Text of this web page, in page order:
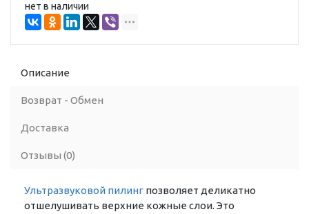
нет в наличии
Описание
Возврат - Обмен
Доставка
Отзывы (0)
Ультразвуковой пилинг позволяет деликатно
отшелушивать верхние кожные слои. Это